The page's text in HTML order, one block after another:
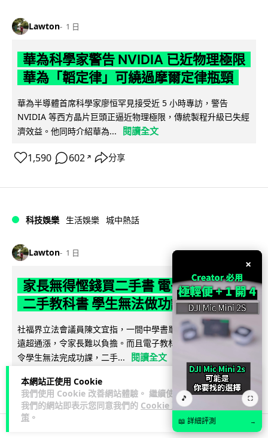
本網站正使用 Cookie
我們使用 Cookie 改善網站體驗。 繼續使用
我們的網站即表示您同意我們的 Cookie 政
策 。
Lawton 1 日
華為科學家警告 NVIDIA 已近物理極限
華為「韜定律」可繞過摩爾定律瓶頸
華為半導體首席科學家廖恒罕見接受近 5 小時專訪，警告
NVIDIA 等西方晶片巨頭正逼近物理極限，傳統製程升級已失經
濟效益。他同時介紹華為...
閱讀全文
1,590 602 ↗ 分享
科技娛樂 生活娛樂 城中熱話
Lawton 1 日
家長無得慳錢買二手書 電子啟動碼鎖死
二手教科書 學生無法做功課
社福界立法會議員陳文宜指，一間中學書單價錢按年加 14.7%
遠超通漲，令家長難以負擔。而且電子教材啟動碼這項設計，
令學生無法完成功課，二手...
閱讀全文
983 381↗ 分享
×
🎵 ⛶
📖 詳細評測 →